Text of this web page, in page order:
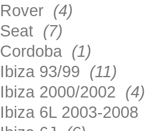
Rover (4)
Seat (7)
Cordoba (1)
Ibiza 93/99 (11)
Ibiza 2000/2002 (4)
Ibiza 6L 2003-2008